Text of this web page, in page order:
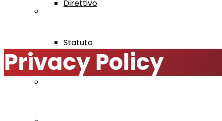
Direttivo
Statuto
Privacy Policy